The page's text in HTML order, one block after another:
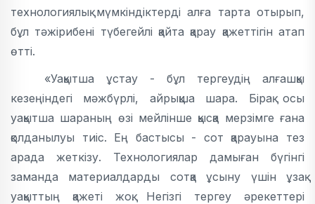
технологиялық мүмкіндіктерді алға тарта отырып,
бұл тәжірибені түбегейлі қайта қарау қажеттігін атап
өтті.
«Уақытша ұстау - бұл тергеудің алғашқы
кезеңіндегі мәжбүрлі, айрықша шара. Бірақ осы
уақытша шараның өзі мейлінше қысқа мерзімге ғана
қолданылуы тиіс. Ең бастысы - сот қарауына тез
арада жеткізу. Технологиялар дамыған бүгінгі
заманда материалдарды сотқа ұсыну үшін ұзақ
уақыттың қажеті жоқ. Негізгі тергеу әрекеттері